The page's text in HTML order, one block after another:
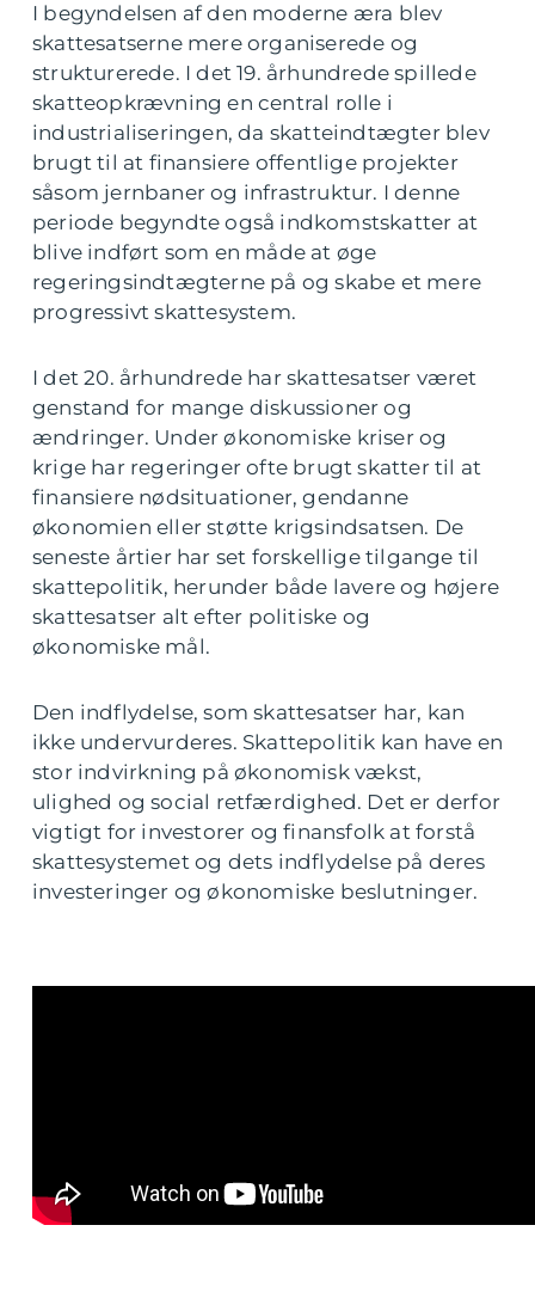
I begyndelsen af den moderne æra blev
skattesatserne mere organiserede og
strukturerede. I det 19. århundrede spillede
skatteopkrævning en central rolle i
industrialiseringen, da skatteindtægter blev
brugt til at finansiere offentlige projekter
såsom jernbaner og infrastruktur. I denne
periode begyndte også indkomstskatter at
blive indført som en måde at øge
regeringsindtægterne på og skabe et mere
progressivt skattesystem.
I det 20. århundrede har skattesatser været
genstand for mange diskussioner og
ændringer. Under økonomiske kriser og
krige har regeringer ofte brugt skatter til at
finansiere nødsituationer, gendanne
økonomien eller støtte krigsindsatsen. De
seneste årtier har set forskellige tilgange til
skattepolitik, herunder både lavere og højere
skattesatser alt efter politiske og
økonomiske mål.
Den indflydelse, som skattesatser har, kan
ikke undervurderes. Skattepolitik kan have en
stor indvirkning på økonomisk vækst,
ulighed og social retfærdighed. Det er derfor
vigtigt for investorer og finansfolk at forstå
skattesystemet og dets indflydelse på deres
investeringer og økonomiske beslutninger.